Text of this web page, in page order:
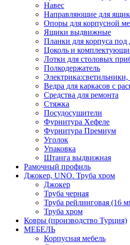
Навес
Направляющие для
Опоры для корпусной
Ящики выдвижные
Планки для корпуса
Цоколь и
Лотки для столовых
Полкодержатель
Ведра для каркасов с
Средства для ремонта
Стяжка
Посудосушители
Фурнитура Хефеле
Фурнитура Премиум
Уголок
Упаковка
Штанга выдвижная
Рамочный профиль
Джокер, UNO. Труба хром
Джокер
Труба черная
Труба рейлинговая (16
Труба хром
Ковры (производство Турция)
МЕБЕЛЬ
Корпусная мебель